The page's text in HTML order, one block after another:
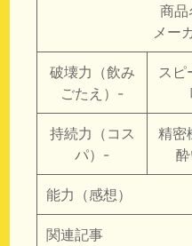
商品
メー
破壊力（飲み
ごたえ）-
スピ
持続力（コス
パ）-
精密
能力（感想）
関連記事